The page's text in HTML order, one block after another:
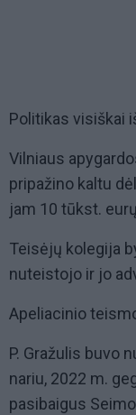
Politikas visiškai
Vilniaus
pripažino kaltu
jam 10 tūkst.
Teisėjų kolegija
nuteistojo ir jo
Apeliacinio
P. Gražulis buvo
nariu, 2022 m.
pasibaigus